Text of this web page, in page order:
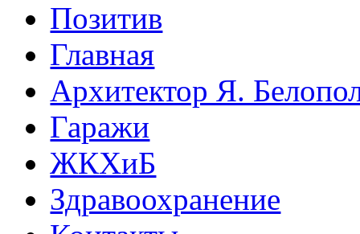
Позитив
Главная
Архитектор Я.
Гаражи
ЖКХиБ
Здравоохранение